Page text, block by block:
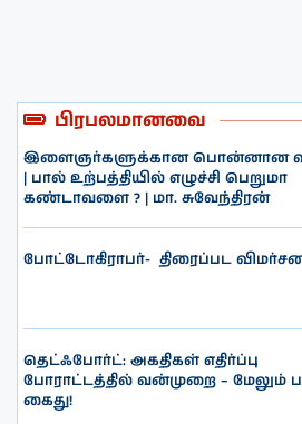
பிரபலமானவை
இளைஞர்களுக்கான பொன்னான
| பால் உற்பத்தியில் எழுச்சி பெறுமா
கண்டாவளை ? | மா. சுவேந்திரன்
போட்டோகிராபர்- ‌ திரைப்பட
தெட்ஃபோர்ட்: அகதிகள் எதிர்ப்பு
போராட்டத்தில் வன்முறை – மேலும்
கைது!